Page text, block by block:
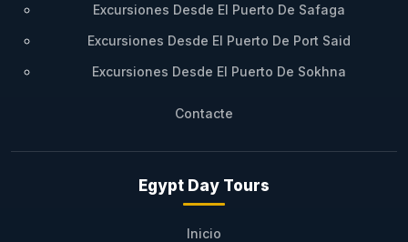
Excursiones Desde El Puerto De Safaga
Excursiones Desde El Puerto De Port Said
Excursiones Desde El Puerto De Sokhna
Contacte
Egypt Day Tours
Inicio